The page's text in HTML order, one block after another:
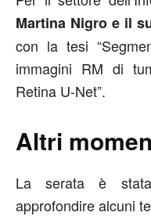
Martina Nigro e il
con la tesi
immagini RM di
Retina U-Net”.
Altri
La serata è stata
approfondire alcuni